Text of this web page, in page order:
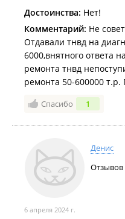
Достоинства: Нет!
Комментарий: Не
Отдавали тнвд на
6000,внятного ответа
ремонта тнвд
ремонта 50-600000
Спасибо 1
Денис
Отзывов
6 апреля 2024 г.